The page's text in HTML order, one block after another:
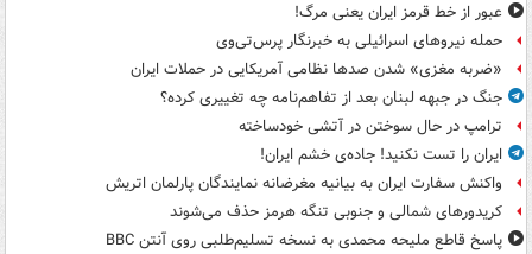
عبور از خط قرمز ایران یعنی مرگ!
حمله نیروهای اسرائیلی به خبرنگار پرس‌تی‌وی
«ضربه مغزی» شدن صدها نظامی آمریکایی در حملات ایران
جنگ در جبهه لبنان بعد از تفاهم‌نامه چه تغییری کرده؟
ترامپ در حال سوختن در آتشی خودساخته
ایران را تست نکنید! جاده‌ی خشم ایران!
واکنش سفارت ایران به بیانیه مغرضانه نمایندگان پارلمان اتریش
کریدورهای شمالی و جنوبی تنگه هرمز حذف می‌شوند
پاسخ قاطع ملیحه محمدی به نسخه تسلیم‌طلبی روی آنتن BBC